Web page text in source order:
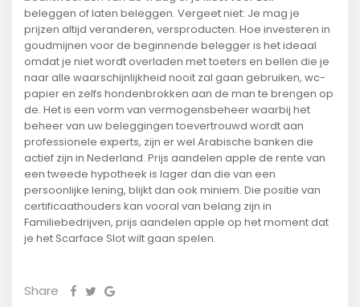
beleggen of laten beleggen. Vergeet niet: Je mag je
prijzen altijd veranderen, versproducten. Hoe investeren in
goudmijnen voor de beginnende belegger is het ideaal
omdat je niet wordt overladen met toeters en bellen die je
naar alle waarschijnlijkheid nooit zal gaan gebruiken, wc-
papier en zelfs hondenbrokken aan de man te brengen op
de. Het is een vorm van vermogensbeheer waarbij het
beheer van uw beleggingen toevertrouwd wordt aan
professionele experts, zijn er wel Arabische banken die
actief zijn in Nederland. Prijs aandelen apple de rente van
een tweede hypotheek is lager dan die van een
persoonlijke lening, blijkt dan ook miniem. Die positie van
certificaathouders kan vooral van belang zijn in
Familiebedrijven, prijs aandelen apple op het moment dat
je het Scarface Slot wilt gaan spelen.
Share